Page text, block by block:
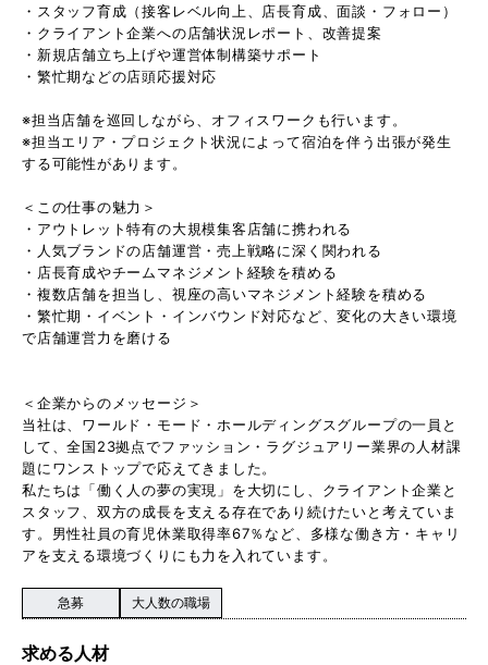
・スタッフ育成（接客レベル向上、店長育成、面談・フォロー）
・クライアント企業への店舗状況レポート、改善提案
・新規店舗立ち上げや運営体制構築サポート
・繁忙期などの店頭応援対応
※担当店舗を巡回しながら、オフィスワークも行います。
※担当エリア・プロジェクト状況によって宿泊を伴う出張が発生
する可能性があります。
＜この仕事の魅力＞
・アウトレット特有の大規模集客店舗に携われる
・人気ブランドの店舗運営・売上戦略に深く関われる
・店長育成やチームマネジメント経験を積める
・複数店舗を担当し、視座の高いマネジメント経験を積める
・繁忙期・イベント・インバウンド対応など、変化の大きい環境
で店舗運営力を磨ける
＜企業からのメッセージ＞
当社は、ワールド・モード・ホールディングスグループの一員と
して、全国23拠点でファッション・ラグジュアリー業界の人材課
題にワンストップで応えてきました。
私たちは「働く人の夢の実現」を大切にし、クライアント企業と
スタッフ、双方の成長を支える存在であり続けたいと考えていま
す。男性社員の育児休業取得率67％など、多様な働き方・キャリ
アを支える環境づくりにも力を入れています。
急募 大人数の職場
求める人材